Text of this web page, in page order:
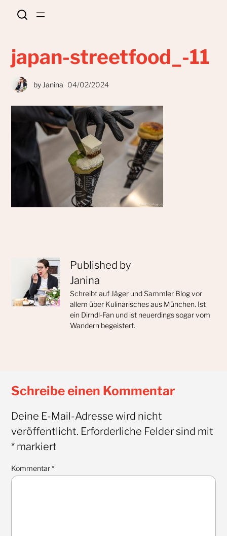
japan-streetfood_-11
by Janina 04/02/2024
Published by
Janina
Schreibt auf Jäger und Sammler Blog vor
allem über Kulinarisches aus München. Ist
ein Dirndl-Fan und ist neuerdings sogar vom
Wandern begeistert.
Schreibe einen Kommentar
Deine E-Mail-Adresse wird nicht
veröffentlicht. Erforderliche Felder sind mit
*markiert
Kommentar*